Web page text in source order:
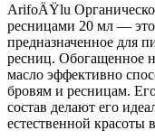
ArifoÄŸlu
ресницами 20 мл — это
предназначенное для
ресниц. Обогащенное
масло эффективно
бровям и ресницам.
состав делают его
естественной красоты